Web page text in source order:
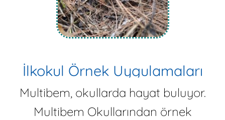
İlkokul Örnek Uygulamaları
Multibem, okullarda hayat buluyor.
Multibem Okullarından örnek